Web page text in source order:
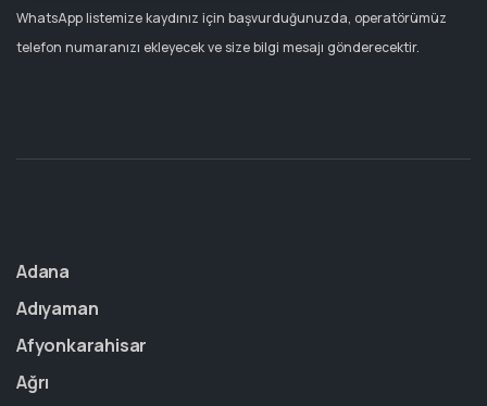
WhatsApp listemize kaydınız için başvurduğunuzda, operatörümüz
telefon numaranızı ekleyecek ve size bilgi mesajı gönderecektir.
Adana
Adıyaman
Afyonkarahisar
Ağrı